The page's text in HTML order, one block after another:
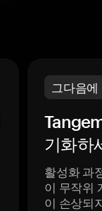
그다음에
기화하
활성화 과
이 무작위
이 손상되